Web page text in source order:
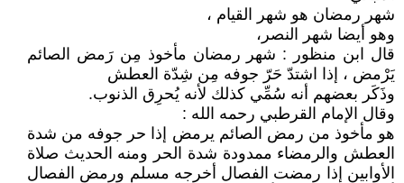
شهر رمضان هو شهر القيام ،
وهو أيضا شهر النصر،
قال ابن منظور : شهر رمضان مأخوذ مِن رَمض الصائم
يَرْمض ، إذا اشتدّ حَرّ جوفه مِن شِدّة العطش
وذَكَر بعضهم أنه سُمِّي كذلك لأنه يُحرِق الذنوب.
وقال الإمام القرطبي رحمه الله :
هو مأخوذ من رمض الصائم يرمض إذا حر جوفه من شدة
العطش والرمضاء ممدودة شدة الحر ومنه الحديث صلاة
الأوابين إذا رمضت الفصال أخرجه مسلم ورمض الفصال